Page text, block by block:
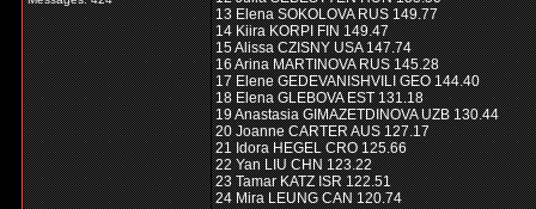
13 Elena SOKOLOVA RUS 149.77
14 Kiira KORPI FIN 149.47
15 Alissa CZISNY USA 147.74
16 Arina MARTINOVA RUS 145.28
17 Elene GEDEVANISHVILI GEO 144.40
18 Elena GLEBOVA EST 131.18
19 Anastasia GIMAZETDINOVA UZB 130.44
20 Joanne CARTER AUS 127.17
21 Idora HEGEL CRO 125.66
22 Yan LIU CHN 123.22
23 Tamar KATZ ISR 122.51
24 Mira LEUNG CAN 120.74